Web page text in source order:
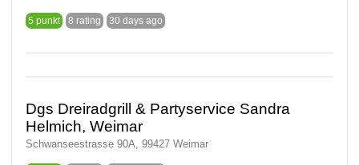
5 punkt 8 rating 30 days ago
Dgs Dreiradgrill & Partyservice Sandra
Helmich, Weimar
Schwanseestrasse 90A, 99427 Weimar